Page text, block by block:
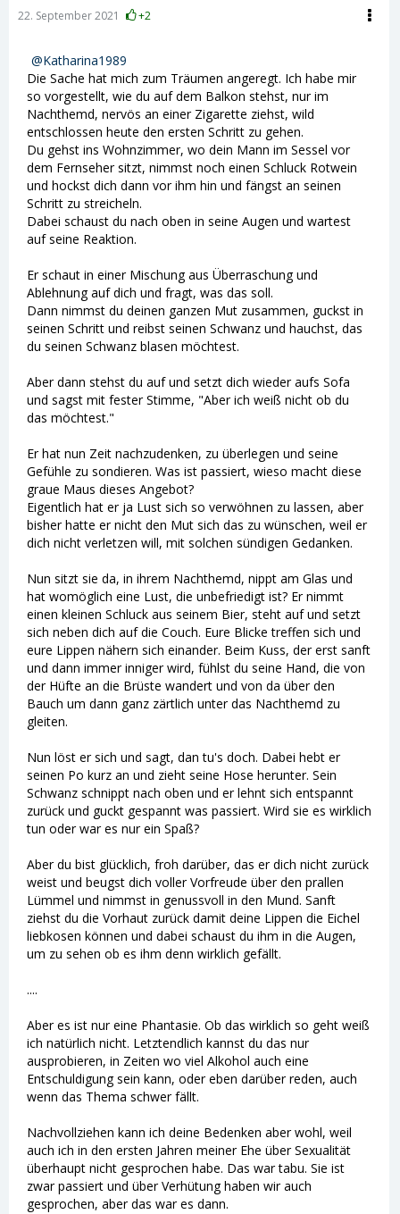
22. September 2021 +2
Katharina1989
Die Sache hat mich zum Träumen angeregt. Ich habe mir
so vorgestellt, wie du auf dem Balkon stehst, nur im
Nachthemd, nervös an einer Zigarette ziehst, wild
entschlossen heute den ersten Schritt zu gehen.
Du gehst ins Wohnzimmer, wo dein Mann im Sessel vor
dem Fernseher sitzt, nimmst noch einen Schluck Rotwein
und hockst dich dann vor ihm hin und fängst an seinen
Schritt zu streicheln.
Dabei schaust du nach oben in seine Augen und wartest
auf seine Reaktion.
Er schaut in einer Mischung aus Überraschung und
Ablehnung auf dich und fragt, was das soll.
Dann nimmst du deinen ganzen Mut zusammen, guckst in
seinen Schritt und reibst seinen Schwanz und hauchst, das
du seinen Schwanz blasen möchtest.
Aber dann stehst du auf und setzt dich wieder aufs Sofa
und sagst mit fester Stimme, "Aber ich weiß nicht ob du
das möchtest."
Er hat nun Zeit nachzudenken, zu überlegen und seine
Gefühle zu sondieren. Was ist passiert, wieso macht diese
graue Maus dieses Angebot?
Eigentlich hat er ja Lust sich so verwöhnen zu lassen, aber
bisher hatte er nicht den Mut sich das zu wünschen, weil er
dich nicht verletzen will, mit solchen sündigen Gedanken.
Nun sitzt sie da, in ihrem Nachthemd, nippt am Glas und
hat womöglich eine Lust, die unbefriedigt ist? Er nimmt
einen kleinen Schluck aus seinem Bier, steht auf und setzt
sich neben dich auf die Couch. Eure Blicke treffen sich und
eure Lippen nähern sich einander. Beim Kuss, der erst sanft
und dann immer inniger wird, fühlst du seine Hand, die von
der Hüfte an die Brüste wandert und von da über den
Bauch um dann ganz zärtlich unter das Nachthemd zu
gleiten.
Nun löst er sich und sagt, dan tu's doch. Dabei hebt er
seinen Po kurz an und zieht seine Hose herunter. Sein
Schwanz schnippt nach oben und er lehnt sich entspannt
zurück und guckt gespannt was passiert. Wird sie es wirklich
tun oder war es nur ein Spaß?
Aber du bist glücklich, froh darüber, das er dich nicht zurück
weist und beugst dich voller Vorfreude über den prallen
Lümmel und nimmst in genussvoll in den Mund. Sanft
ziehst du die Vorhaut zurück damit deine Lippen die Eichel
liebkosen können und dabei schaust du ihm in die Augen,
um zu sehen ob es ihm denn wirklich gefällt.
....
Aber es ist nur eine Phantasie. Ob das wirklich so geht weiß
ich natürlich nicht. Letztendlich kannst du das nur
ausprobieren, in Zeiten wo viel Alkohol auch eine
Entschuldigung sein kann, oder eben darüber reden, auch
wenn das Thema schwer fällt.
Nachvollziehen kann ich deine Bedenken aber wohl, weil
auch ich in den ersten Jahren meiner Ehe über Sexualität
überhaupt nicht gesprochen habe. Das war tabu. Sie ist
zwar passiert und über Verhütung haben wir auch
gesprochen, aber das war es dann.